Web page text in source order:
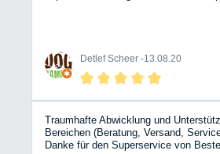
Detlef Scheer -13.08.20
Traumhafte Abwicklung und
Bereichen (Beratung, Versand,
Danke für den Superservice von